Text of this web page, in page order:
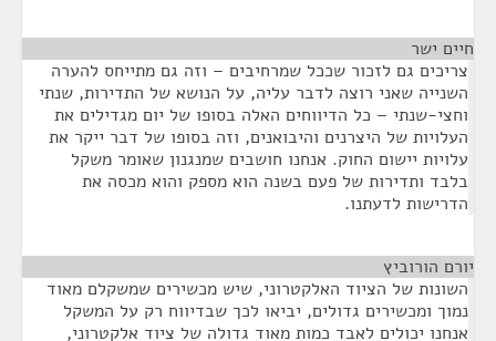
חיים ישר
צריכים גם לזכור שככל שמרחיבים – וזה גם מתייחס להערה
השנייה שאני רוצה לדבר עליה, על הנושא של התדירות, שנתי
וחצי-שנתי – כל הדיווחים האלה בסופו של יום מגדילים את
העלויות של היצרנים והיבואנים, וזה בסופו של דבר ייקר את
עלויות יישום החוק. אנחנו חושבים שמנגנון שאומר משקל
בלבד ותדירות של פעם בשנה הוא מספק והוא מכסה את
הדרישות לדעתנו.
יורם הורוביץ
השונות של הציוד האלקטרוני, שיש מכשירים שמשקלם מאוד
נמוך ומכשירים גדולים, יביאו לכך שבדיווח רק על המשקל
אנחנו יכולים לאבד כמות מאוד גדולה של ציוד אלקטרוני,